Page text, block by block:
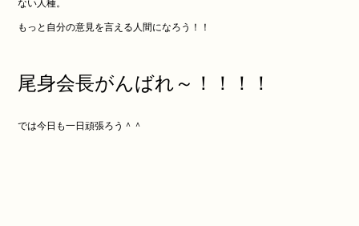
ない人種。
もっと自分の意見を言える人間になろう！！
尾身会長がんばれ～！！！！
では今日も一日頑張ろう＾＾